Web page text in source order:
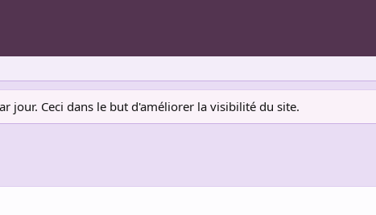
jour. Ceci dans le but d'améliorer la visibilité du site.